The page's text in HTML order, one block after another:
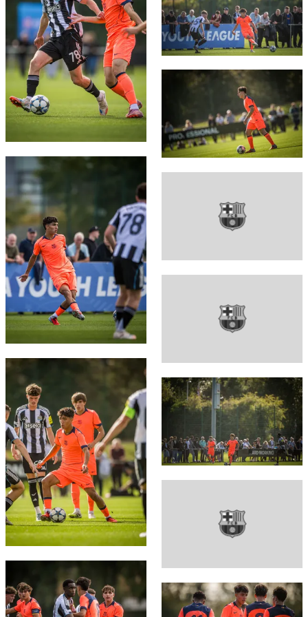
FC Barcelona club badge
FC Barcelona club badge
FC Barcelona club badge
FC Barcelona club badge
FC Barcelona club badge
FC Barcelona club badge